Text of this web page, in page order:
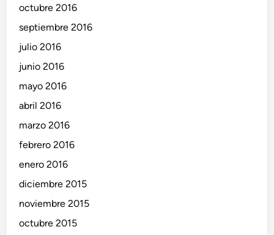
octubre 2016
septiembre 2016
julio 2016
junio 2016
mayo 2016
abril 2016
marzo 2016
febrero 2016
enero 2016
diciembre 2015
noviembre 2015
octubre 2015